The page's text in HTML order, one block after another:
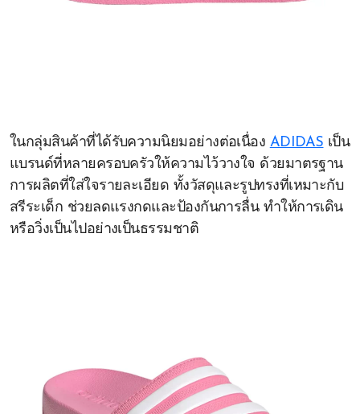
ในกลุ่มสินค้าที่ได้รับความนิยมอย่างต่อเนื่อง ADIDAS เป็น
แบรนด์ที่หลายครอบครัวให้ความไว้วางใจ ด้วยมาตรฐาน
การผลิตที่ใส่ใจรายละเอียด ทั้งวัสดุและรูปทรงที่เหมาะกับ
สรีระเด็ก ช่วยลดแรงกดและป้องกันการลื่น ทำให้การเดิน
หรือวิ่งเป็นไปอย่างเป็นธรรมชาติ